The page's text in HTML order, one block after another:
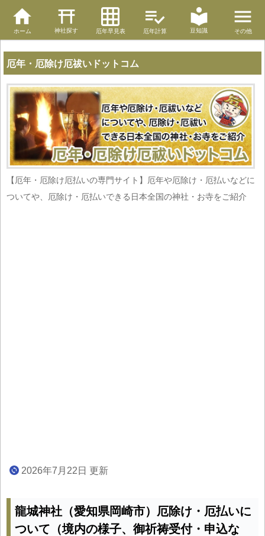
ホーム 神社探す 厄年早見表 厄年計算 豆知識 その他
厄年・厄除け厄祓いドットコム
【厄年・厄除け厄払いの専門サイト】厄年や厄除け・厄払いなどに
ついてや、厄除け・厄払いできる日本全国の神社・お寺をご紹介
2026年7月22日 更新
龍城神社（愛知県岡崎市）厄除け・厄払いに
ついて（境内の様子、御祈祷受付・申込な